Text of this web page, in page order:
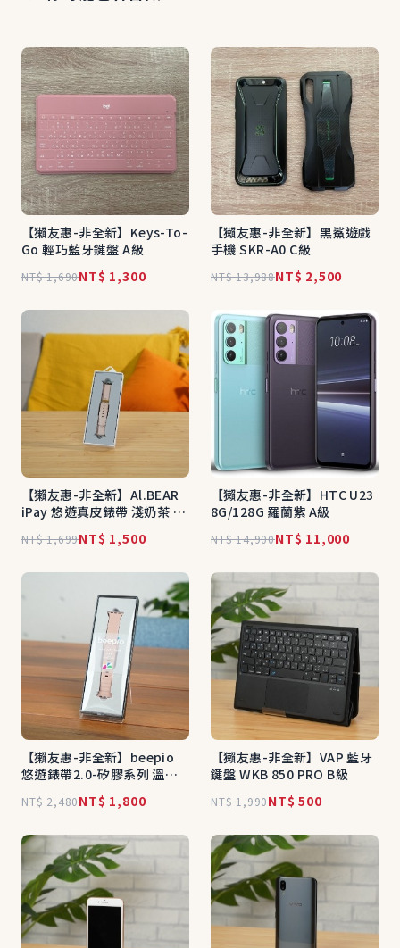
【獺友惠-非全新】Keys-To-
Go 輕巧藍牙鍵盤 A級
NT$ 1,690NT$ 1,300
【獺友惠-非全新】黑鯊遊戲
手機 SKR-A0 C級
NT$ 13,988NT$ 2,500
【獺友惠-非全新】Al.BEAR
iPay 悠遊真皮錶帶 淺奶茶 A
NT$ 1,699NT$ 1,500
【獺友惠-非全新】HTC U23
8G/128G 羅蘭紫 A級
NT$ 14,900NT$ 11,000
【獺友惠-非全新】beepio
悠遊錶帶2.0-矽膠系列 溫柔
NT$ 2,480NT$ 1,800
【獺友惠-非全新】VAP 藍牙
鍵盤 WKB 850 PRO B級
NT$ 1,990NT$ 500